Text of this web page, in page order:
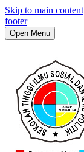
Skip to main content
footer
Open Menu